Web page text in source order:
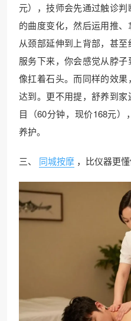
元），技师会先通过触诊
的曲度变化，然后运用推、
从颈部延伸到上背部，甚
服务下来，你会感觉从脖
像扛着石头。而同样的效
达到。更不用提，舒养到
目（60分钟，现价168元
养护。
三、 同城按摩 ，比仪器更